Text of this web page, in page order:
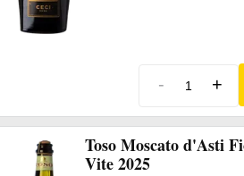
- +
Toso Moscato d'Asti
Vite 2025